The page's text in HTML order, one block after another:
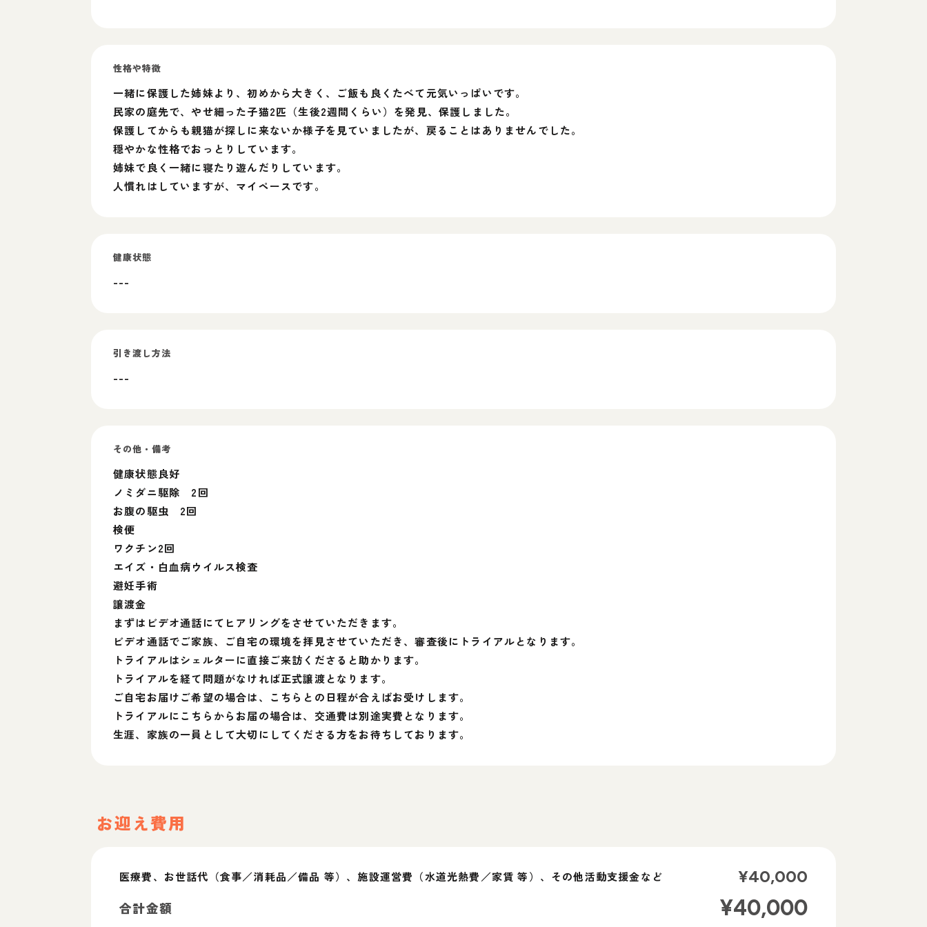
性格や特徴
一緒に保護した姉妹より、初めから大きく、ご飯も良くたべて元気いっぱいです。
民家の庭先で、やせ細った子猫2匹（生後2週間くらい）を発見、保護しました。
保護してからも親猫が探しに来ないか様子を見ていましたが、戻ることはありませんでした。
穏やかな性格でおっとりしています。
姉妹で良く一緒に寝たり遊んだりしています。
人慣れはしていますが、マイペースです。
健康状態
---
引き渡し方法
---
その他・備考
健康状態良好
ノミダニ駆除 2回
お腹の駆虫 2回
検便
ワクチン2回
エイズ・白血病ウイルス検査
避妊手術
譲渡金
まずはビデオ通話にてヒアリングをさせていただきます。
ビデオ通話でご家族、ご自宅の環境を拝見させていただき、審査後にトライアルとなります。
トライアルはシェルターに直接ご来訪くださると助かります。
トライアルを経て問題がなければ正式譲渡となります。
ご自宅お届けご希望の場合は、こちらとの日程が合えばお受けします。
トライアルにこちらからお届の場合は、交通費は別途実費となります。
生涯、家族の一員として大切にしてくださる方をお待ちしております。
お迎え費用
医療費、お世話代（食事／消耗品／備品 等）、施設運営費（水道光熱費／家賃 等）、その他活動支援金など ¥40,000
合計金額 ¥40,000